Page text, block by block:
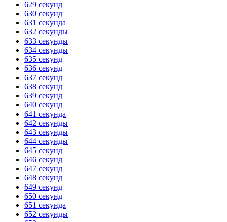
629 секунд
630 секунд
631 секунда
632 секунды
633 секунды
634 секунды
635 секунд
636 секунд
637 секунд
638 секунд
639 секунд
640 секунд
641 секунда
642 секунды
643 секунды
644 секунды
645 секунд
646 секунд
647 секунд
648 секунд
649 секунд
650 секунд
651 секунда
652 секунды